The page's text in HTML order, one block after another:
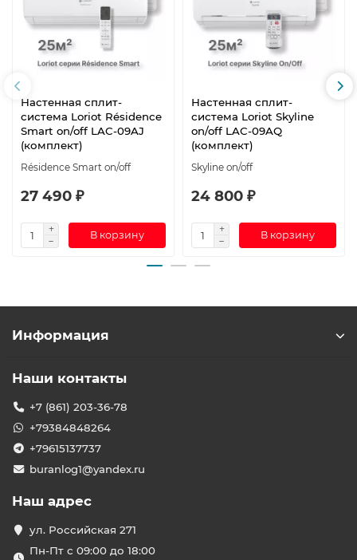
Настенная сплит-
система Loriot Résidence
Smart on/off LAC-09AJ
(комплект)
Résidence Smart on/off
27 490 ₽
В корзину
Настенная сплит-
система Loriot Skyline
on/off LAC-09AQ
(комплект)
Skyline on/off
24 800 ₽
В корзину
Информация
Наши контакты
+7 (861) 203-36-78
+79384848264
+79615137737
buranlog1@yandex.ru
Наш адрес
ул. Российская 271
Пн-Пт с 09:00 до 18:00